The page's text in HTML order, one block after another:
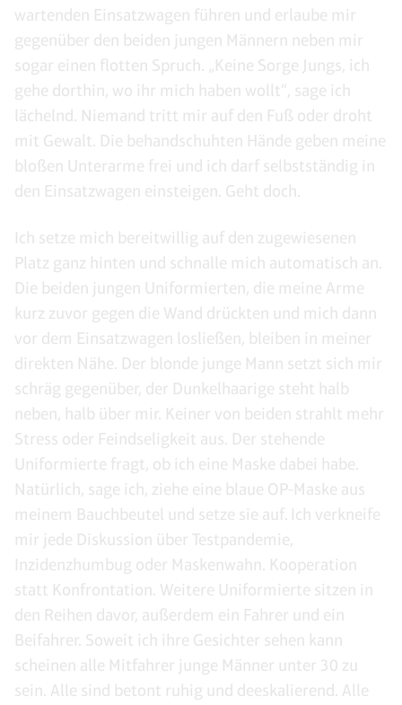
wartenden Einsatzwagen führen und erlaube mir
gegenüber den beiden jungen Männern neben mir
sogar einen flotten Spruch. „Keine Sorge Jungs, ich
gehe dorthin, wo ihr mich haben wollt“, sage ich
lächelnd. Niemand tritt mir auf den Fuß oder droht
mit Gewalt. Die behandschuhten Hände geben meine
bloßen Unterarme frei und ich darf selbstständig in
den Einsatzwagen einsteigen. Geht doch.
Ich setze mich bereitwillig auf den zugewiesenen
Platz ganz hinten und schnalle mich automatisch an.
Die beiden jungen Uniformierten, die meine Arme
kurz zuvor gegen die Wand drückten und mich dann
vor dem Einsatzwagen losließen, bleiben in meiner
direkten Nähe. Der blonde junge Mann setzt sich mir
schräg gegenüber, der Dunkelhaarige steht halb
neben, halb über mir. Keiner von beiden strahlt mehr
Stress oder Feindseligkeit aus. Der stehende
Uniformierte fragt, ob ich eine Maske dabei habe.
Natürlich, sage ich, ziehe eine blaue OP-Maske aus
meinem Bauchbeutel und setze sie auf. Ich verkneife
mir jede Diskussion über Testpandemie,
Inzidenzhumbug oder Maskenwahn. Kooperation
statt Konfrontation. Weitere Uniformierte sitzen in
den Reihen davor, außerdem ein Fahrer und ein
Beifahrer. Soweit ich ihre Gesichter sehen kann
scheinen alle Mitfahrer junge Männer unter 30 zu
sein. Alle sind betont ruhig und deeskalierend. Alle